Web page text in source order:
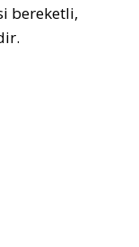
bereketli,